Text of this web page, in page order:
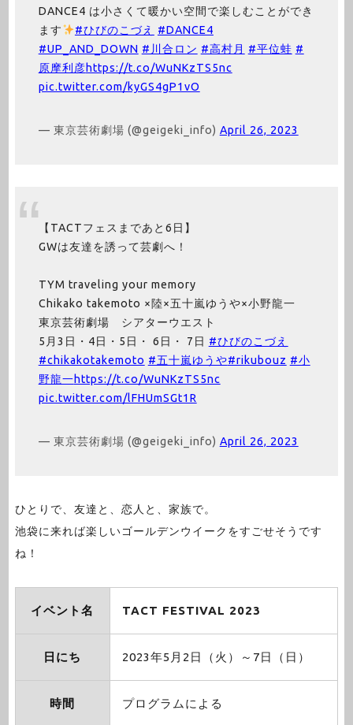
DANCE4 は小さくて暖かい空間で楽しむことができ
ます
#ひびのこづえ
#DANCE4
#UP_AND_DOWN #川合ロン #高村月 #平位蛙 #
原摩利彦https://t.co/WuNKzTS5nc
pic.twitter.com/kyGS4gP1vO
— 東京芸術劇場 (@geigeki_info) April 26, 2023
【TACTフェスまであと6日】
GWは友達を誘って芸劇へ！
TYM traveling your memory
Chikako takemoto ×陸×五十嵐ゆうや×小野龍一
東京芸術劇場 シアターウエスト
5月3日・4日・5日・ 6日・ 7日 #ひびのこづえ
#chikakotakemoto #五十嵐ゆうや#rikubouz #小
野龍一https://t.co/WuNKzTS5nc
pic.twitter.com/lFHUmSGt1R
— 東京芸術劇場 (@geigeki_info) April 26, 2023
ひとりで、友達と、恋人と、家族で。
池袋に来れば楽しいゴールデンウイークをすごせそうです
ね！
イベント名 TACT FESTIVAL 2023
日にち 2023年5月2日（火）～7日（日）
時間 プログラムによる